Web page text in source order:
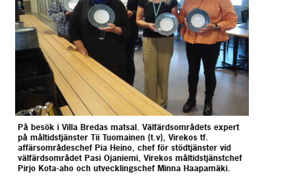
På besök i Villa Bredas matsal. Välfärdsområdets expert
på måltidstjänster Tii Tuomainen (t.v), Virekos tf.
affärsområdeschef Pia Heino, chef för stödtjänster vid
välfärdsområdet Pasi Ojaniemi, Virekos måltidstjänstchef
Pirjo Kota-aho och utvecklingschef Minna Haapamäki.